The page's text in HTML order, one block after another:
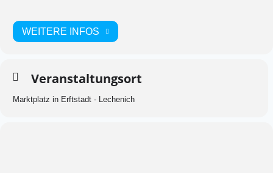
WEITERE INFOS
Veranstaltungsort
Marktplatz in Erftstadt - Lechenich